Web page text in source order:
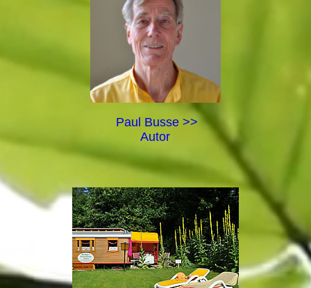
Paul Busse >>
Autor